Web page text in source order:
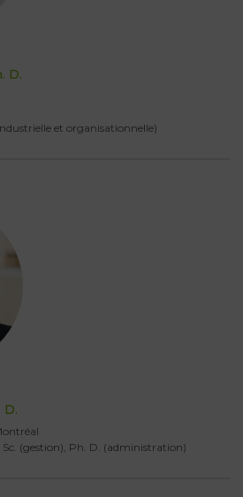
D.
et organisationnelle)
D.
(gestion), Ph. D. (administration)